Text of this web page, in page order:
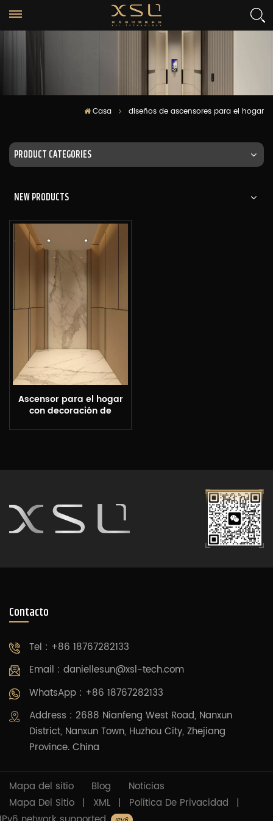
Casa diseños de ascensores para el hogar
PRODUCT CATEGORIES
NEW PRODUCTS
Ascensor para el hogar
con decoración de
nuevo XSL
Contacto
Tel : +86 18767282133
Email : daniellesun@xsl-tech.com
WhatsApp : +86 18767282133
Address : 2688 Nianfeng West Road, Nanxun
District, Nanxun Town, Huzhou City, Zhejiang
Province. China
Mapa del sitio Blog
Noticias
Mapa Del Sitio | XML | Política De Privacidad |